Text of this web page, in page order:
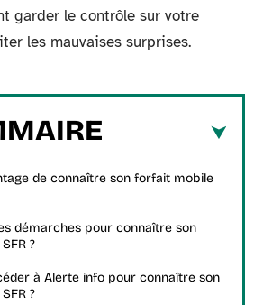
garder le contrôle sur votre
les mauvaises surprises.
de connaître son forfait mobile
démarches pour connaître son
?
à Alerte info pour connaître son
?